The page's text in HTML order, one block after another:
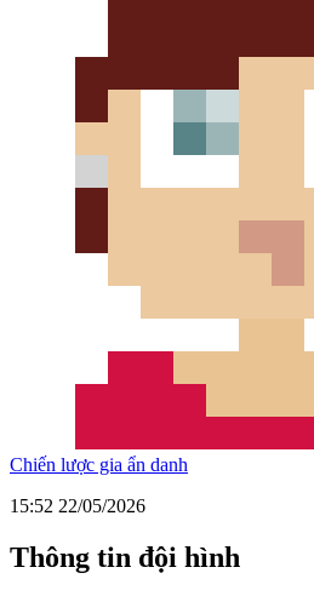
Chiến lược gia ẩn danh
15:52 22/05/2026
Thông tin đội hình